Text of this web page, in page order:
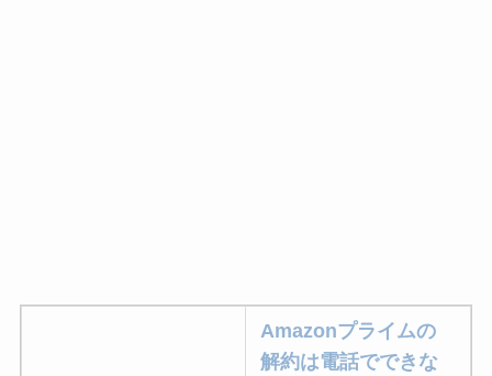
Amazonプライムの
解約は電話でできな